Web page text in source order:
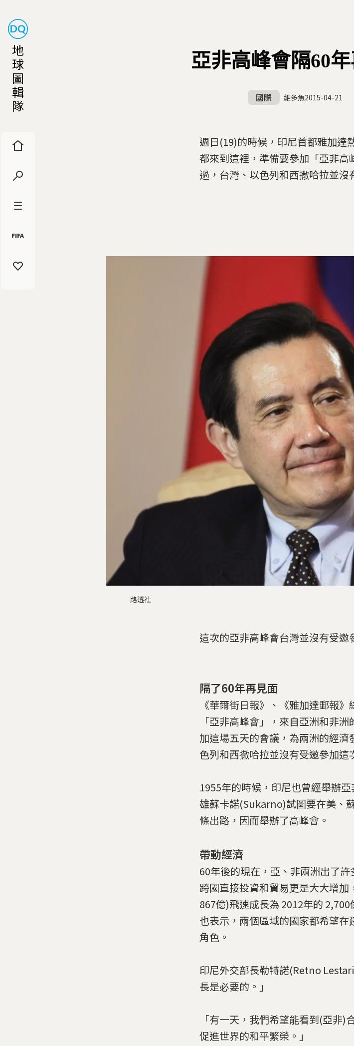
地
球
圖
輯
隊
亞非高峰會隔60
國際 維多魚2015-04-21
週日(19)的時候，印尼首都雅加達
都來到這裡，準備要參加「亞非
過，台灣、以色列和西撒哈拉並沒
路透社
這次的亞非高峰會台灣並沒有受邀
隔了60年再見面
《華爾街日報》、《雅加達郵報
「亞非高峰會」，來自亞洲和非
加這場五天的會議，為兩洲的經
色列和西撒哈拉並沒有受邀參加這
1955年的時候，印尼也曾經舉辦
雄蘇卡諾(Sukarno)試圖要在美、
條出路，因而舉辦了高峰會。
帶動經濟
60年後的現在，亞、非兩洲出了
跨國直接投資和貿易更是大大增
867億)飛速成長為 2012年的
也表示，兩個區域的國家都希望
角色。
印尼外交部長勒特諾(Retno
長是必要的。」
「有一天，我們希望能看到(亞非
促進世界的和平繁榮。」